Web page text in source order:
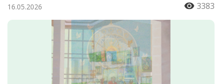
16.05.2026 3383